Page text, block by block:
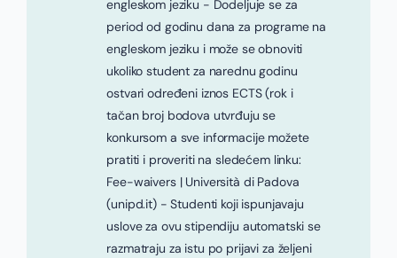
engleskom jeziku - Dodeljuje se za
period od godinu dana za programe na
engleskom jeziku i može se obnoviti
ukoliko student za narednu godinu
ostvari određeni iznos ECTS (rok i
tačan broj bodova utvrđuju se
konkursom a sve informacije možete
pratiti i proveriti na sledećem linku:
Fee-waivers | Università di Padova
(unipd.it) - Studenti koji ispunjavaju
uslove za ovu stipendiju automatski se
razmatraju za istu po prijavi za željeni